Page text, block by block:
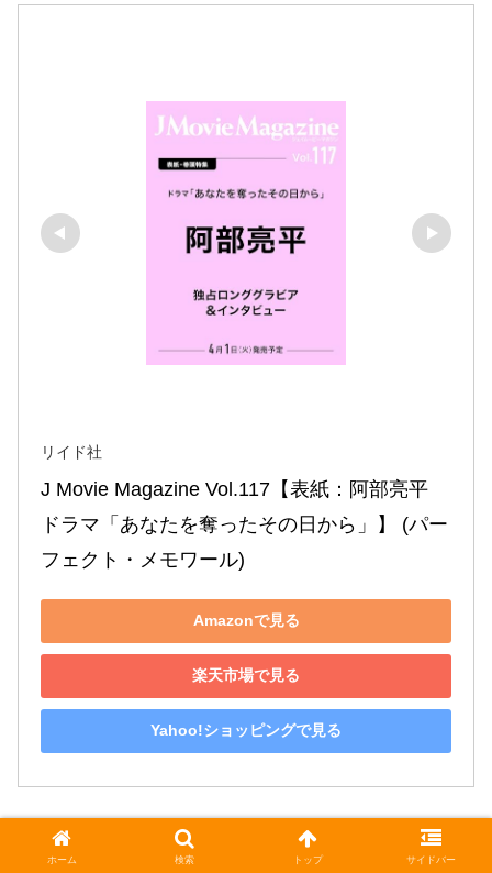
リイド社
J Movie Magazine Vol.117【表紙：阿部亮平
ドラマ「あなたを奪ったその日から」】 (パー
フェクト・メモワール)
Amazonで見る
楽天市場で見る
Yahoo!ショッピングで見る
ホーム 検索 トップ サイドバー